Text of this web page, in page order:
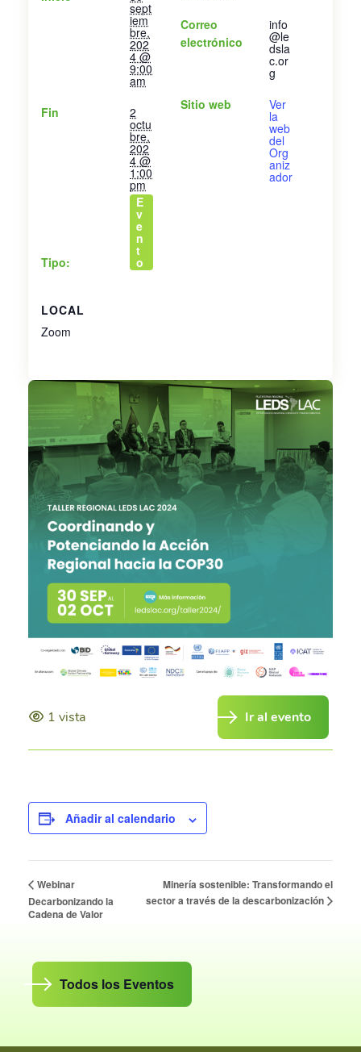
sept
iem
bre,
202
4 @
9:00
am
Fin
2
octu
bre,
202
4 @
1:00
pm
Tipo:
E
v
e
n
t
o
LOCAL
Zoom
Correo
electrónico
info
@le
dsla
c.or
g
Sitio web
Ver
la
web
del
Org
aniz
ador
1 vista Ir al evento
Añadir al calendario
Webinar
Decarbonizando la
Cadena de Valor
Minería sostenible: Transformando el
sector a través de la descarbonización
Todos los Eventos